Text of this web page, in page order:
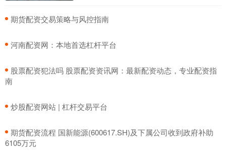
​期货配资交易策略与风控指南
​河南配资网：本地首选杠杆平台
​股票配资犯法吗 股票配资资讯网：最新配资动态，专业配资指
南
​炒股配资网站 | 杠杆交易平台
​期货配资流程 国新能源(600617.SH)及下属公司收到政府补助
6105万元